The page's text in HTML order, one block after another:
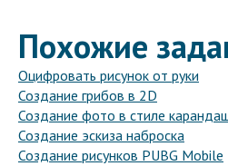
Похожие
Оцифровать рисунок от руки
Создание грибов в 2D
Создание фото в стиле
Создание эскиза наброска
Создание рисунков PUBG Mobile